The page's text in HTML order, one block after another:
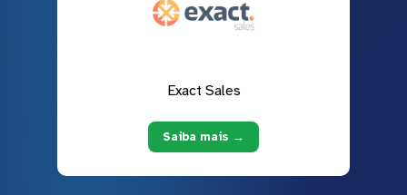
Exact Sales
Saiba mais →